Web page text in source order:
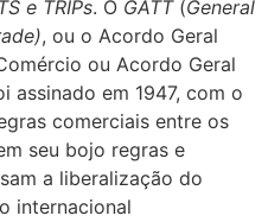
e TRIPs. O GATT(General
, ou o Acordo Geral
ou Acordo Geral
assinado em 1947, com o
comerciais entre os
seu bojo regras e
a liberalização do
internacional